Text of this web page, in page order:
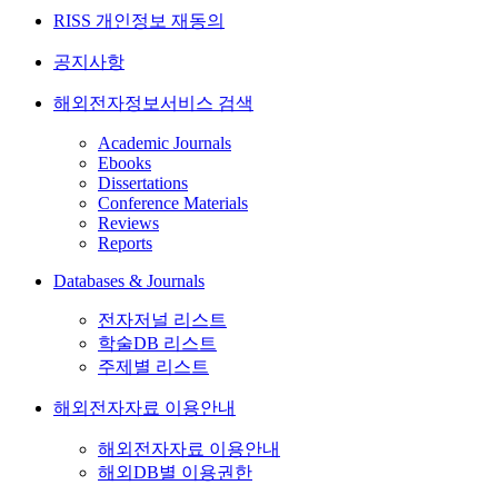
RISS 개인정보 재동의
공지사항
해외전자정보서비스 검색
Academic Journals
Ebooks
Dissertations
Conference Materials
Reviews
Reports
Databases & Journals
전자저널 리스트
학술DB 리스트
주제별 리스트
해외전자자료 이용안내
해외전자자료 이용안내
해외DB별 이용권한